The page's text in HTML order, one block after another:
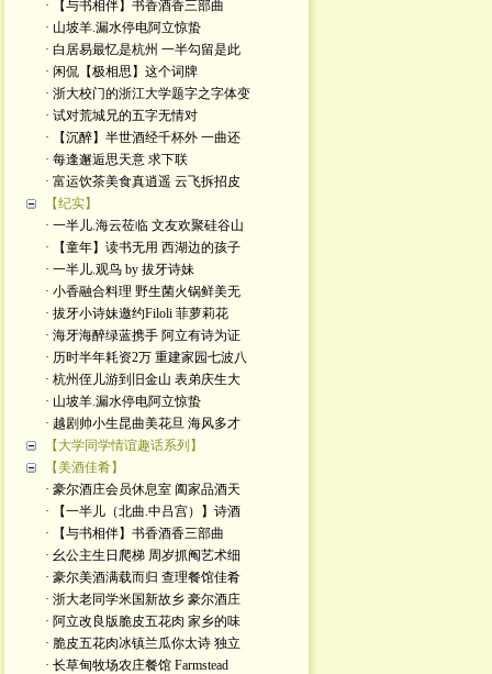
· 【与书相伴】书香酒香三部曲
· 山坡羊.漏水停电阿立惊蛰
· 白居易最忆是杭州 一半勾留是此
· 闲侃【极相思】这个词牌
· 浙大校门的浙江大学题字之字体变
· 试对荒城兄的五字无情对
· 【沉醉】半世酒经千杯外 一曲还
· 每逢邂逅思天意 求下联
· 富运饮茶美食真逍遥 云飞拆招皮
【纪实】
· 一半儿.海云莅临 文友欢聚硅谷山
· 【童年】读书无用 西湖边的孩子
· 一半儿.观鸟 by 拔牙诗妹
· 小香融合料理 野生菌火锅鲜美无
· 拔牙小诗妹邀约Filoli 菲萝莉花
· 海牙海醉绿蓝携手 阿立有诗为证
· 历时半年耗资2万 重建家园七波八
· 杭州侄儿游到旧金山 表弟庆生大
· 山坡羊.漏水停电阿立惊蛰
· 越剧帅小生昆曲美花旦 海风多才
【大学同学情谊趣话系列】
【美酒佳肴】
· 豪尔酒庄会员休息室 阖家品酒天
· 【一半儿（北曲.中吕宫）】诗酒
· 【与书相伴】书香酒香三部曲
· 幺公主生日爬梯 周岁抓阄艺术细
· 豪尔美酒满载而归 查理餐馆佳肴
· 浙大老同学米国新故乡 豪尔酒庄
· 阿立改良版脆皮五花肉 家乡的味
· 脆皮五花肉冰镇兰瓜你太诗 独立
· 长草甸牧场农庄餐馆 Farmstead